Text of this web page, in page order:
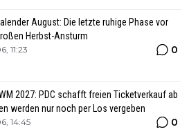
August: Die letzte ruhige Phase vor
Herbst-Ansturm
11:23 0
2027: PDC schafft freien Ticketverkauf ab
werden nur noch per Los vergeben
14:45 0